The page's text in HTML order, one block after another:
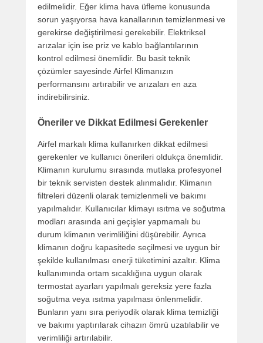
edilmelidir. Eğer klima hava üfleme konusunda
sorun yaşıyorsa hava kanallarının temizlenmesi ve
gerekirse değiştirilmesi gerekebilir. Elektriksel
arızalar için ise priz ve kablo bağlantılarının
kontrol edilmesi önemlidir. Bu basit teknik
çözümler sayesinde Airfel Klimanızın
performansını artırabilir ve arızaları en aza
indirebilirsiniz.
Öneriler ve Dikkat Edilmesi Gerekenler
Airfel markalı klima kullanırken dikkat edilmesi
gerekenler ve kullanıcı önerileri oldukça önemlidir.
Klimanın kurulumu sırasında mutlaka profesyonel
bir teknik servisten destek alınmalıdır. Klimanın
filtreleri düzenli olarak temizlenmeli ve bakımı
yapılmalıdır. Kullanıcılar klimayı ısıtma ve soğutma
modları arasında ani geçişler yapmamalı bu
durum klimanın verimliliğini düşürebilir. Ayrıca
klimanın doğru kapasitede seçilmesi ve uygun bir
şekilde kullanılması enerji tüketimini azaltır. Klima
kullanımında ortam sıcaklığına uygun olarak
termostat ayarları yapılmalı gereksiz yere fazla
soğutma veya ısıtma yapılması önlenmelidir.
Bunların yanı sıra periyodik olarak klima temizliği
ve bakımı yaptırılarak cihazın ömrü uzatılabilir ve
verimliliği artırılabilir.